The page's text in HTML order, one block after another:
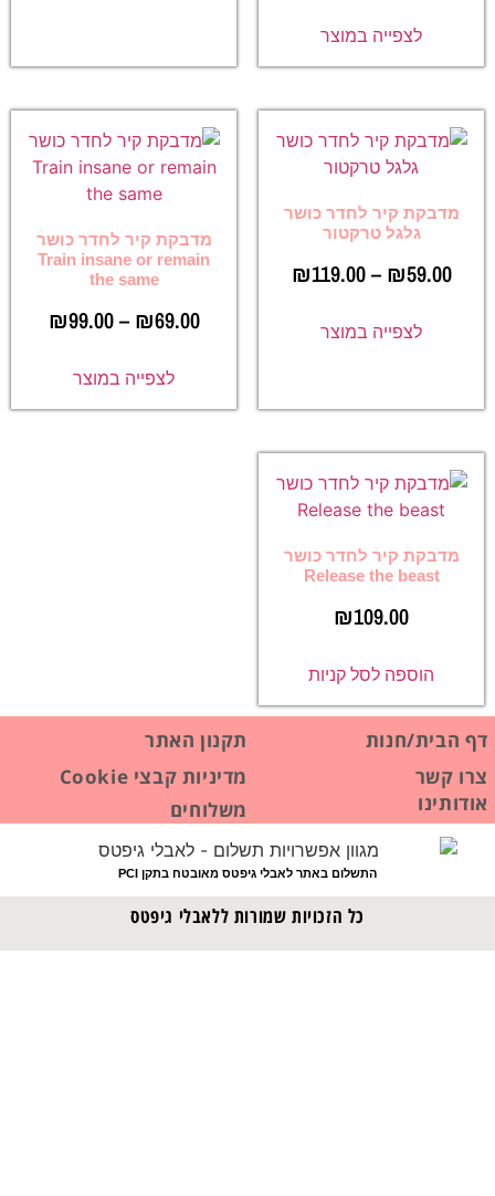
לצפייה במוצר
מדבקת קיר לחדר כושר
גלגל טרקטור
₪59.00
–
₪119.00
לצפייה במוצר
מדבקת קיר לחדר כושר
Train insane or remain
the same
₪69.00
–
₪99.00
לצפייה במוצר
מדבקת קיר לחדר כושר
Release the beast
₪109.00
הוספה לסל קניות
דף הבית/חנות
צרו קשר
תקנון האתר
מדיניות קבצי Cookie
אודותינו
משלוחים
התשלום באתר לאבלי גיפטס מאובטח בתקן PCI
כל הזכויות שמורות ללאבלי גיפטס